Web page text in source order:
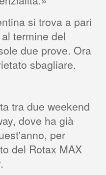
si trova a pari
termine del
due prove. Ora
sbagliare.
tra due weekend
dove ha già
per
del Rotax MAX